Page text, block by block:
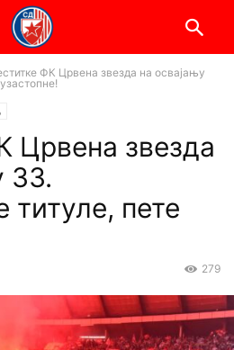
ФК Црвена звезда на освајању
Црвена звезда
33.
пете
279